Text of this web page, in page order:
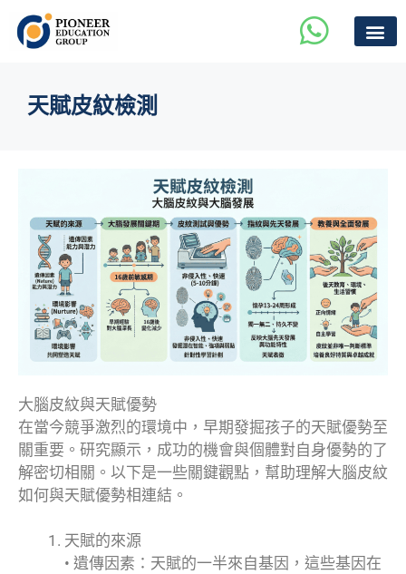
天賦皮紋檢測
大腦皮紋與天賦優勢
在當今競爭激烈的環境中，早期發掘孩子的天賦優勢至
關重要。研究顯示，成功的機會與個體對自身優勢的了
解密切相關。以下是一些關鍵觀點，幫助理解大腦皮紋
如何與天賦優勢相連結。
天賦的來源
• 遺傳因素：天賦的一半來自基因，這些基因在